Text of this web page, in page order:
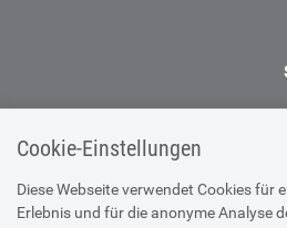
Cookie-Einstellungen
Diese Webseite verwendet Cookies für
Erlebnis und für die anonyme Analyse